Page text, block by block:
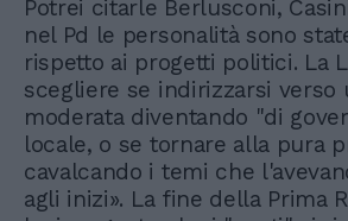
Potrei citarle Berlusconi,
nel Pd le personalità sono
rispetto ai progetti politici. La
scegliere se indirizzarsi verso
moderata diventando "di
locale, o se tornare alla pura
cavalcando i temi che
agli inizi». La fine della Prima